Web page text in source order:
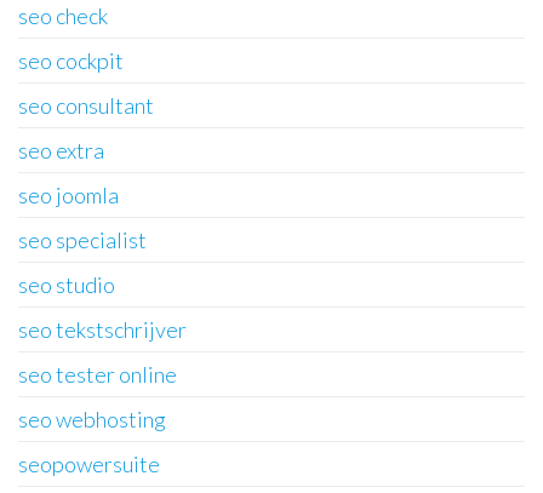
seo check
seo cockpit
seo consultant
seo extra
seo joomla
seo specialist
seo studio
seo tekstschrijver
seo tester online
seo webhosting
seopowersuite